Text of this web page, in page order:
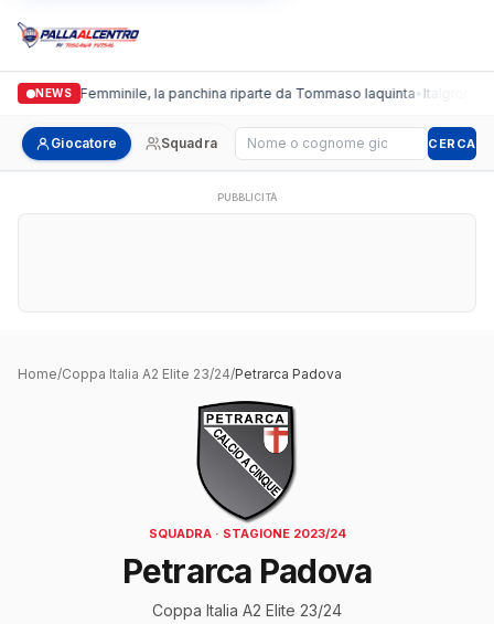
NEWS
Cus Pisa Femminile, la panchina riparte da Tommaso Iaquinta•Italgronda
Giocatore Squadra Cerca giocatore CERCA
PUBBLICITÀ
Home/Coppa Italia A2 Elite 23/24/Petrarca Padova
SQUADRA · STAGIONE 2023/24
Petrarca Padova
Coppa Italia A2 Elite 23/24